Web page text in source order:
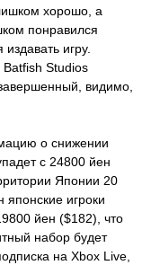
хорошо, а
понравился
игру.
Studios
видимо,
о снижении
с 24800 йен
Японии 20
игроки
йен ($182), что
набор будет
на Xbox Live,